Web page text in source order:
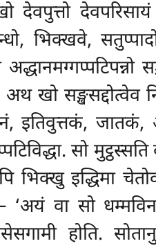
देवपुत्तो
भिक्खवे,
अथ खो
इतिवुत्तकं,
सो
इद्धिमा
वा सो
होति.